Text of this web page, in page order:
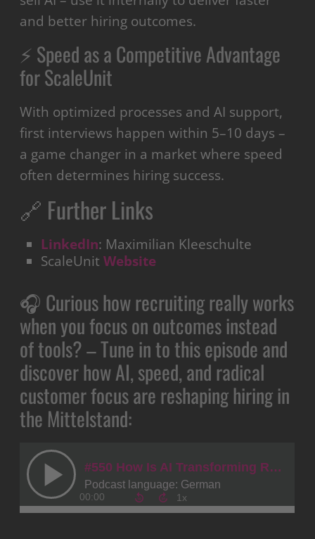
and better hiring outcomes.
⚡ Speed as a Competitive Advantage
for ScaleUnit
With optimized processes and AI support,
first interviews happen within 5–10 days –
a game changer in a market where speed
often determines hiring success.
🔗 Further Links
LinkedIn: Maximilian Kleeschulte
ScaleUnitWebsite
🎧 Curious how recruiting really works
when you focus on outcomes instead
of tools? – Tune in to this episode and
discover how AI, speed, and radical
customer focus are reshaping hiring in
the Mittelstand: